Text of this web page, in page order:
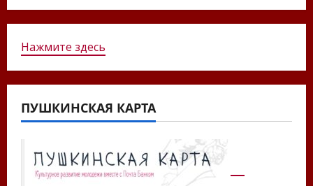
Нажмите здесь
ПУШКИНСКАЯ КАРТА